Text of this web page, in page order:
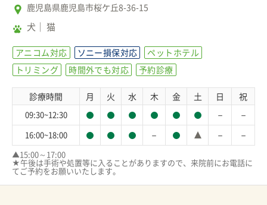
鹿児島県鹿児島市桜ケ丘8-36-15
犬 猫
アニコム対応 ソニー損保対応
ペットホテル
トリミング
時間外でも対応 予約診療
診療時間 月 火 水 木 金 土 日 祝
09:30~12:30 － －
16:00~18:00 － － －
▲15:00～17:00
★午後は手術や処置等に入ることがありますので、来院前にお電話に
てご予約をお願いいたします。